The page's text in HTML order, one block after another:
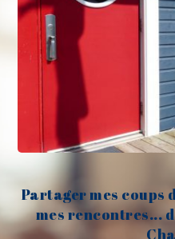
Partager mes coups
mes rencontres...